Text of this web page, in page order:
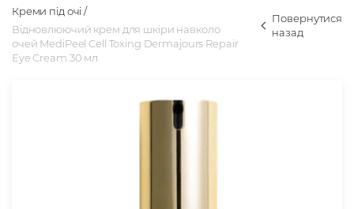
Креми під очі
Відновлюючий крем для шкіри навколо
очей MediPeel Cell Toxing Dermajours Repair
Eye Cream 30 мл
Повернутися
назад